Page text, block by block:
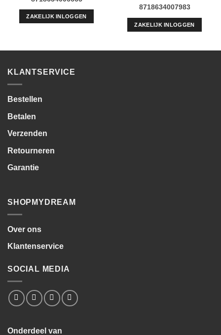
ZAKELIJK INLOGGEN
8718634007983
ZAKELIJK INLOGGEN
KLANTSERVICE
Bestellen
Betalen
Verzenden
Retourneren
Garantie
SHOPMYDREAM
Over ons
Klantenservice
SOCIAL MEDIA
Onderdeel van